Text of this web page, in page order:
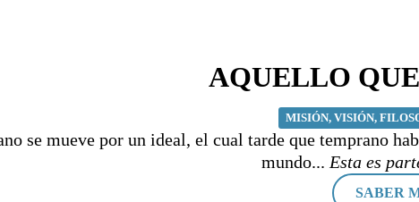
AQUELLO
MISIÓN, VISIÓN,
se mueve por un ideal, el cual tarde que temprano
mundo...Esta es
SABER